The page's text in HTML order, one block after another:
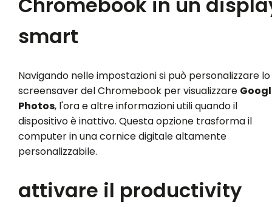
smart
Navigando nelle impostazioni si può personalizzare lo
screensaver del Chromebook per visualizzare
Photos, l'ora e altre informazioni utili quando il
dispositivo è inattivo. Questa opzione trasforma il
computer in una cornice digitale altamente
personalizzabile.
attivare il productivity